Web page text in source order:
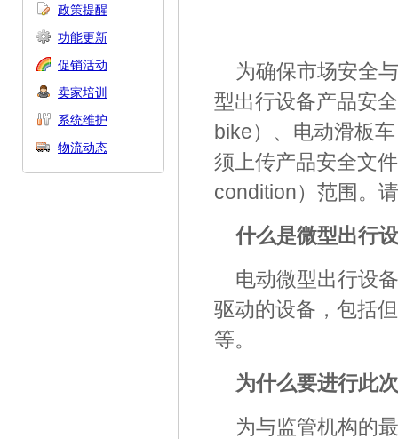
政策提醒
功能更新
促销活动
卖家培训
系统维护
物流动态
为确保市场安全
型出行设备产品安
bike）、电动滑板
须上传产品安全文
condition）范围。
什么是微型出行
电动微型出行设
驱动的设备，包括
等。
为什么要进行此
为与监管机构的